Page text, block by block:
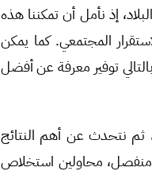
إذ نأمل أن تمكننا هذه
المجتمعي. كما يمكن
توفير معرفة عن أفضل
ثم نتحدث عن أهم النتائج
محاولين استخلاص